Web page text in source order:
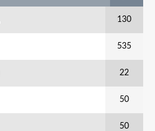
130
535
22
50
50